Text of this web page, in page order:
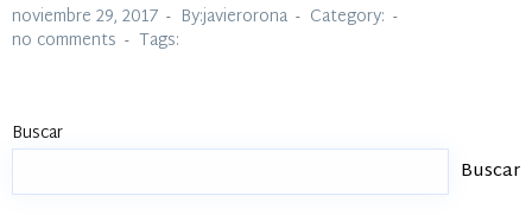
noviembre 29, 2017 By:javierorona
Category:
no comments
Tags:
Buscar
Buscar